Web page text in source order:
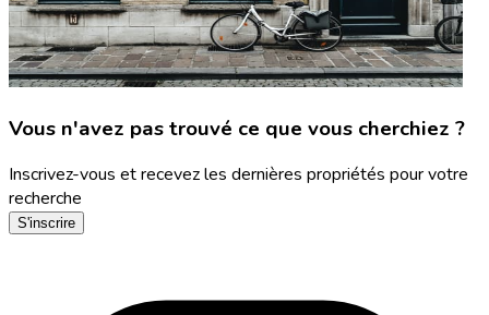
Vous n'avez pas trouvé ce que vous cherchiez ?
Inscrivez-vous et recevez les dernières propriétés pour votre
recherche
S'inscrire